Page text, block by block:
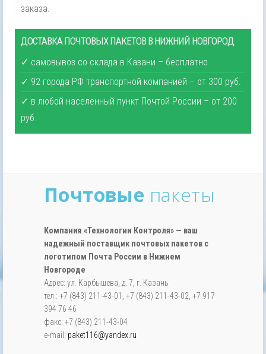
заказа.
ДОСТАВКА ПОЧТОВЫХ ПАКЕТОВ В НИЖНИЙ НОВГОРОД
✓ самовывоз со склада в Казани – бесплатно
✓ 92 города РФ транспортной компанией – от 300 руб.
✓ в любой населенный пункт Почтой России – от 200
руб.
Почтовые пакеты
Компания «Технологии Контроля» — ваш
надежный поставщик почтовых пакетов с
логотипом Почта России в Нижнем
Новгороде
Адрес: ул. Карбышева, д. 7, г. Казань
тел.: +7 (843) 211-43-01, +7 (843) 211-43-02, +7 917
394 76 46
факс: +7 (843) 211-43-04
e-mail: paket116@yandex.ru